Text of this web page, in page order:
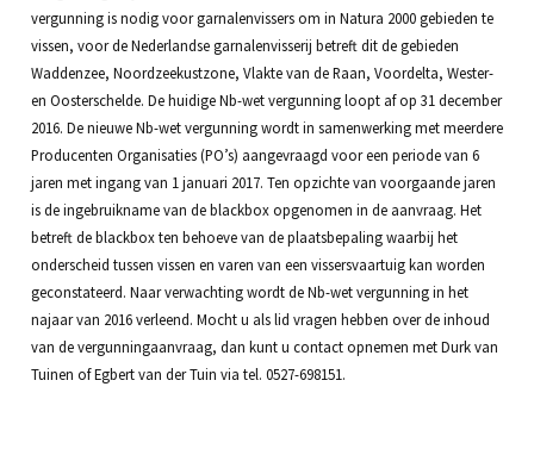
vergunning is nodig voor garnalenvissers om in Natura 2000 gebieden te
vissen, voor de Nederlandse garnalenvisserij betreft dit de gebieden
Waddenzee, Noordzeekustzone, Vlakte van de Raan, Voordelta, Wester-
en Oosterschelde. De huidige Nb-wet vergunning loopt af op 31 december
2016. De nieuwe Nb-wet vergunning wordt in samenwerking met meerdere
Producenten Organisaties (PO’s) aangevraagd voor een periode van 6
jaren met ingang van 1 januari 2017. Ten opzichte van voorgaande jaren
is de ingebruikname van de blackbox opgenomen in de aanvraag. Het
betreft de blackbox ten behoeve van de plaatsbepaling waarbij het
onderscheid tussen vissen en varen van een vissersvaartuig kan worden
geconstateerd. Naar verwachting wordt de Nb-wet vergunning in het
najaar van 2016 verleend. Mocht u als lid vragen hebben over de inhoud
van de vergunningaanvraag, dan kunt u contact opnemen met Durk van
Tuinen of Egbert van der Tuin via tel. 0527-698151.